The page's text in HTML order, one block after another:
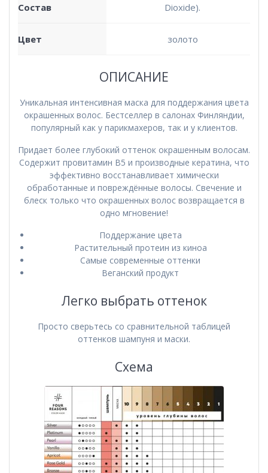
Состав
Dioxide).
Цвет золото
ОПИСАНИЕ
Уникальная интенсивная маска для поддержания цвета
окрашенных волос. Бестселлер в салонах Финляндии,
популярный как у парикмахеров, так и у клиентов.
Придает более глубокий оттенок окрашенным волосам.
Содержит провитамин В5 и производные кератина, что
эффективно восстанавливает химически
обработанные и повреждённые волосы. Свечение и
блеск только что окрашенных волос возвращается в
одно мгновение!
Поддержание цвета
Растительный протеин из киноа
Самые современные оттенки
Веганский продукт
Легко выбрать оттенок
Просто сверьтесь со сравнительной таблицей
оттенков шампуня и маски.
Схема